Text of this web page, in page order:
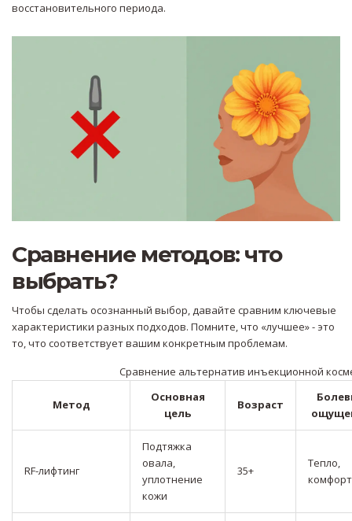
восстановительного периода.
Сравнение методов: что
выбрать?
Чтобы сделать осознанный выбор, давайте сравним ключевые
характеристики разных подходов. Помните, что «лучшее» - это
то, что соответствует вашим конкретным проблемам.
Сравнение альтернатив инъекционной
Метод
Основная
цель
Возраст
RF-лифтинг
Подтяжка
овала,
уплотнение
кожи
35+
Тепло,